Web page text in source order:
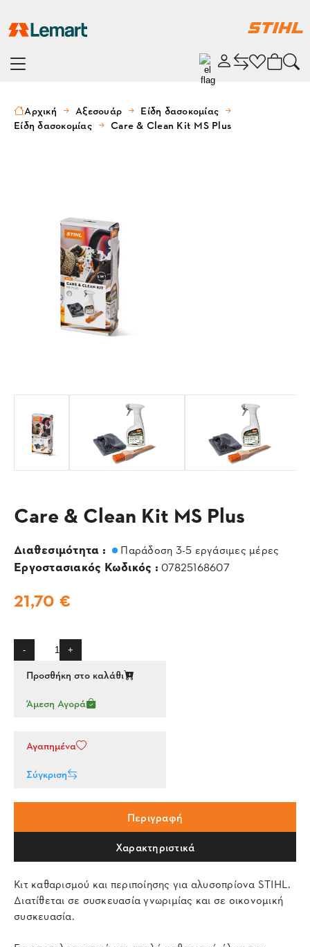
Αρχική Αξεσουάρ
Είδη δασοκομίας
Είδη δασοκομίας
Care & Clean Kit MS Plus
Care & Clean Kit MS Plus
Διαθεσιμότητα : Παράδοση 3-5 εργάσιμες μέρες
Εργοστασιακός Κωδικός : 07825168607
21,70 €
- +
Προσθήκη στο καλάθι
Άμεση Αγορά
Αγαπημένα
Σύγκριση
Περιγραφή
Χαρακτηριστικά
Κιτ καθαρισμού και περιποίησης για αλυσοπρίονα STIHL.
Διατίθεται σε συσκευασία γνωριμίας και σε οικονομική
συσκευασία.